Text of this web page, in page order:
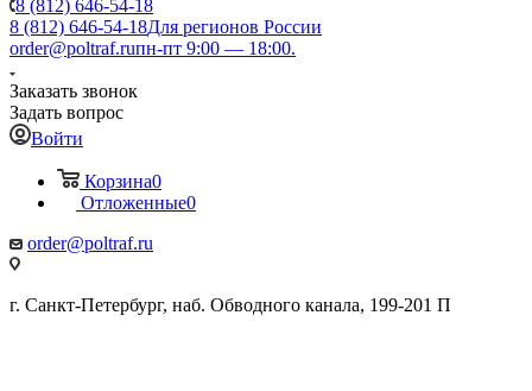
8 (812) 646-54-18
8 (812) 646-54-18Для регионов России
order@poltraf.ruпн-пт 9:00 — 18:00.
Заказать звонок
Задать вопрос
Войти
Корзина0
Отложенные0
order@poltraf.ru
г. Санкт-Петербург, наб. Обводного канала, 199-201 П